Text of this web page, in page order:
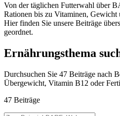
Von der täglichen Futterwahl über
Rationen bis zu Vitaminen, Gewicht
Hier finden Sie unsere Beiträge
geordnet.
Ernährungsthema
Durchsuchen Sie 47 Beiträge nach
Übergewicht, Vitamin B12 oder
47 Beiträge